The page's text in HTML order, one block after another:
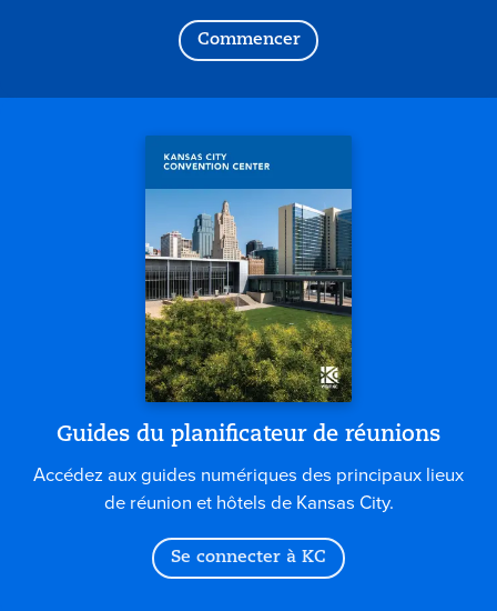
Commencer
Guides du planificateur de réunions
Accédez aux guides numériques des principaux lieux
de réunion et hôtels de Kansas City.
Se connecter à KC